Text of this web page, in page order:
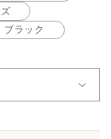
ブラック